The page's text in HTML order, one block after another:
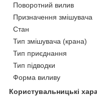
Поворотний вилив
Призначення змішувача
Стан
Тип змішувача (крана)
Тип приєднання
Тип підводки
Форма виливу
Користувальницькі